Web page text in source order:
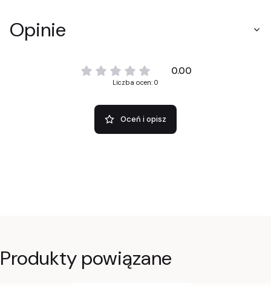
Opinie
0.00
Liczba ocen: 0
Oceń i opisz
Produkty powiązane